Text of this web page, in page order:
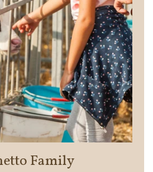
Family